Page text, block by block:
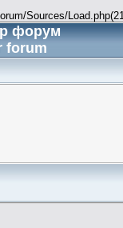
Sources/
форум
forum